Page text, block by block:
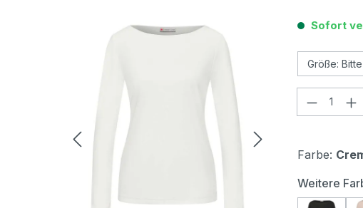
Sofort
Farbe:
Weitere